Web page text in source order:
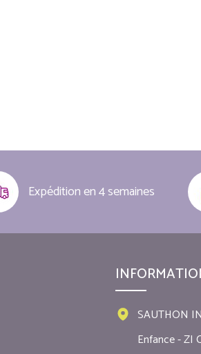
Expédition en 4 semaines
SAUTHON
Enfance - ZI